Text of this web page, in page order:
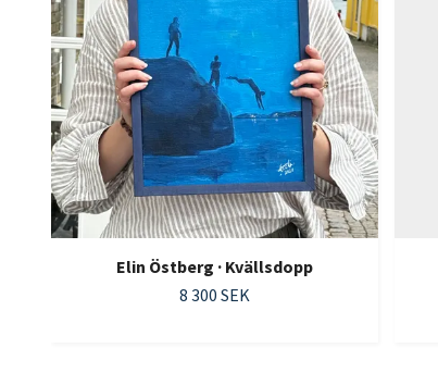
Elin Östberg · Kvällsdopp
8 300 SEK